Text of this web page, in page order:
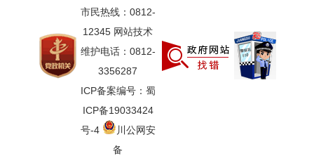
市民热线：0812-
12345 网站技术
维护电话：0812-
3356287
ICP备案编号：蜀
ICP备19033424
号-4
川公网安
备